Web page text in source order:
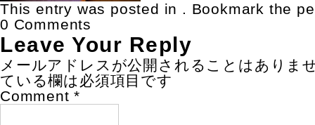
This entry was posted in . Bookmark the
0 Comments
Leave Your Reply
メールアドレスが公開されることはありま
ている欄は必須項目です
Comment *